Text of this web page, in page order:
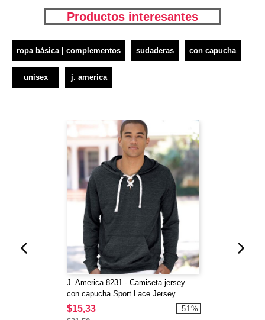
Productos interesantes
ropa básica | complementos sudaderas con capucha
unisex j. america
J. America 8231 - Camiseta jersey
con capucha Sport Lace Jersey
$15,33 -51%